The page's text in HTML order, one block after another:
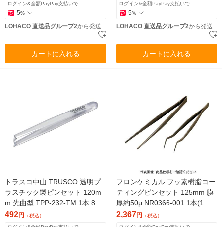
ログイン&全額PayPay支払いで
5%
LOHACO 直送品グループ2から発送
カートに入れる
ログイン&全額PayPay支払いで
5%
LOHACO 直送品グループ2から発送
カートに入れる
トラスコ中山 TRUSCO 透明プ
ラスチック製ピンセット 120m
m 先曲型 TPP-232-TM 1本 855-
2565（直送品）
492円 （税込）
フロンケミカル フッ素樹脂コー
ティングピンセット 125mm 膜
厚約50μ NR0366-001 1本(1個)
835-8594（直送品）
2,367円 （税込）